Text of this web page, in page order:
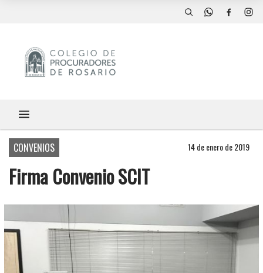
CONVENIOS 14 de enero de 2019
Firma Convenio SCIT